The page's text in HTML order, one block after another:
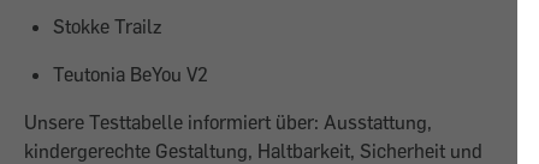
Stokke Trailz
Teutonia BeYou V2
Unsere Testtabelle informiert über: Ausstattung,
kindergerechte Gestaltung, Haltbarkeit, Sicherheit und